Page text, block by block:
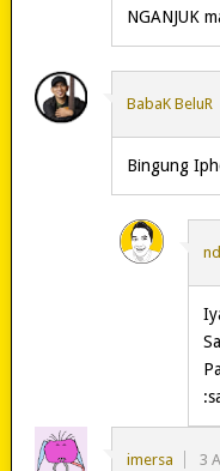
NGANJUK
BabaK BeluR
Bingung
imersa 3